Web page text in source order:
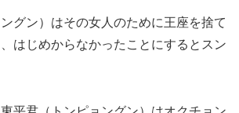
グン）はその女人のために王座を捨て
はじめからなかったことにするとスン